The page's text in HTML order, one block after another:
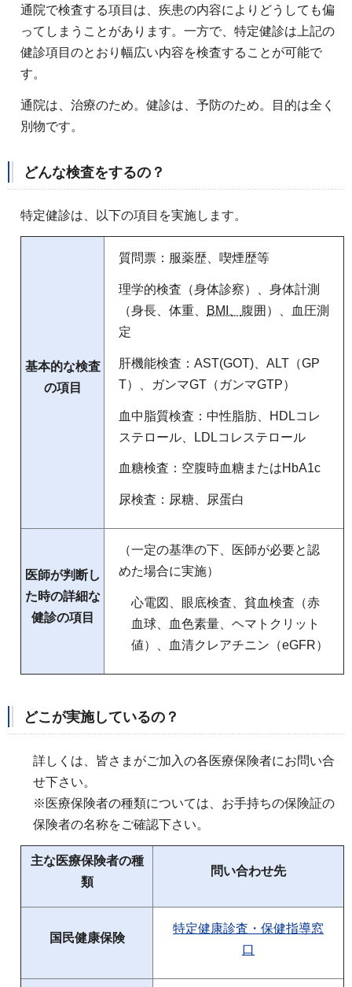
通院で検査する項目は、疾患の内容によりどうしても偏
ってしまうことがあります。一方で、特定健診は上記の
健診項目のとおり幅広い内容を検査することが可能で
す。
通院は、治療のため。健診は、予防のため。目的は全く
別物です。
どんな検査をするの？
特定健診は、以下の項目を実施します。
基本的な検査
の項目
質問票：服薬歴、喫煙歴等
理学的検査（身体診察）、身体計測
（身長、体重、
BMI、 腹囲）、血圧測
定
肝機能検査：AST(GOT)、ALT（GP
T）、ガンマGT（ガンマGTP）
血中脂質検査：中性脂肪、HDLコレ
ステロール、LDLコレステロール
血糖検査：空腹時血糖またはHbA1c
尿検査：尿糖、尿蛋白
医師が判断し
た時の詳細な
健診の項目
（一定の基準の下、医師が必要と認
めた場合に実施）
心電図、眼底検査、貧血検査（赤
血球、血色素量、ヘマトクリット
値）、血清クレアチニン（eGFR）
どこが実施しているの？
詳しくは、皆さまがご加入の各医療保険者にお問い合
せ下さい。
※医療保険者の種類については、お手持ちの保険証の
保険者の名称をご確認下さい。
主な医療保険者の種
類
問い合わせ先
国民健康保険
特定健康診査・保健指導窓
口